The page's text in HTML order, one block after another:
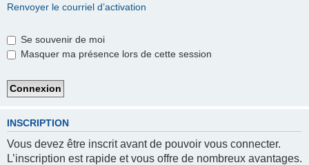
Renvoyer le courriel d’activation
Se souvenir de moi
Masquer ma présence lors de cette session
INSCRIPTION
Vous devez être inscrit avant de pouvoir vous connecter.
L’inscription est rapide et vous offre de nombreux avantages.